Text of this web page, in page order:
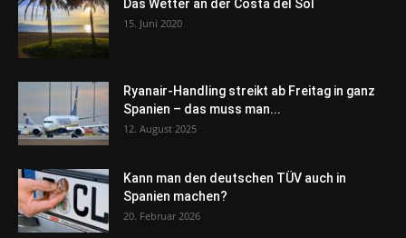
Das Wetter an der Costa del Sol
15. Juni 2020
Ryanair-Handling streikt ab Freitag in ganz
Spanien – das muss man...
12. August 2025
Kann man den deutschen TÜV auch in
Spanien machen?
20. Februar 2026